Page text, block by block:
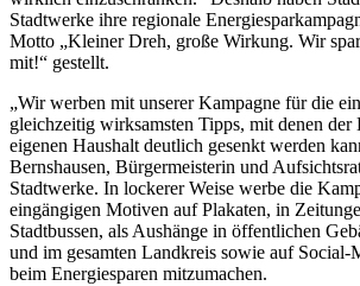
Stadtwerke ihre regionale
Motto „Kleiner Dreh, große Wirkung. Wir
mit!“ gestellt.
„Wir werben mit unserer Kampagne für die
gleichzeitig wirksamsten Tipps, mit denen der
eigenen Haushalt deutlich gesenkt werden
Bernshausen, Bürgermeisterin und
Stadtwerke. In lockerer Weise werbe die
eingängigen Motiven auf Plakaten, in
Stadtbussen, als Aushänge in öffentlichen
und im gesamten Landkreis sowie auf Social-
beim Energiesparen mitzumachen.